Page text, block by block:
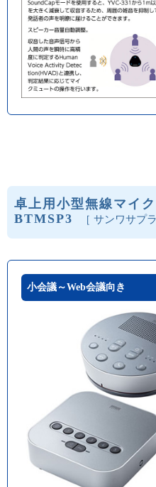
卓上用小型無線マイ
BTMSP3
［ サンワサプ
小会議～Web会議向き